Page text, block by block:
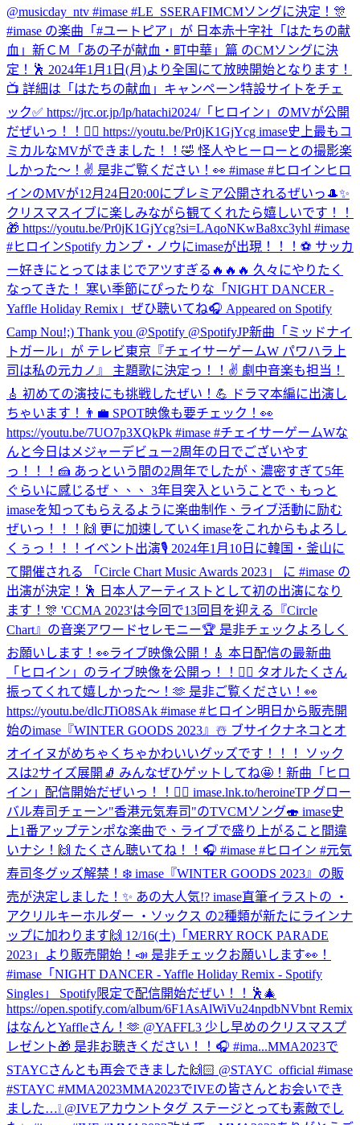
@musicday_ntv #imase #LE_SSERAFIMCMソングに決定！🎊
#imase の楽曲「#ユートピア」が 日本赤十字社「はたちの献
血」新ＣＭ「あの子が献血・町中華」篇 のCMソングに決
定！🕺 2024年1月1日(月)より全国にて放映開始となります！
📺 詳細は「はたちの献血」キャンペーン特設サイトをチェ
ック✅ https://jrc.or.jp/lp/hatachi2024/「ヒロイン」のMVが公開
だぜいっ！！🦸‍♀️ https://youtu.be/Pr0jK1GjYcg imase史上最もコ
ミカルなMVができました！！🤣 怪人やヒーローとの撮影楽
しかった〜！✌️ 是非ご覧ください！👀 #imase #ヒロイン ヒロ
インのMVが12月24日20:00にプレミア公開されるぜいっ🎩✨
クリスマスイブに楽しみながら観てくれたら嬉しいです！！
🎁 https://youtu.be/Pr0jK1GjYcg?si=LAqoNKwBa8xc3yhl #imase
#ヒロインSpotify カンプ・ノウにimaseが出現！！！⚽️ サッカ
ー好きにとってはまじでアツすぎる🔥🔥🔥 久々にやりたく
なってきた！ 寒い季節にぴったりな「NIGHT DANCER -
Yaffle Holiday Remix」ぜひ聴いてね🎧 Appeared on Spotify
Camp Nou!;) Thank you @Spotify @SpotifyJP新曲「ミッドナイ
トガール」が テレビ東京『チェイサーゲームW パワハラ上
司は私の元カノ』 主題歌に決定っ！！✌️ 劇中音楽も担当！
🎸 初めての演技にも挑戦したぜい！💪 ドラマ本編に出演し
ちゃいます！👨‍💼 SPOT映像も要チェック！👀
https://youtu.be/7UO7p3XQkPk #imase #チェイサーゲームWな
んと今日はメジャーデビュー2周年の日でございやす
っ！！！🍰 あっという間の2周年でしたが、濃密すぎて5年
ぐらいに感じるぜ、、、 3年目突入ということで、もっと
imaseを知ってもらえるように楽曲制作、ライブ活動に励む
ぜいっ！！！🙌 更に加速していくimaseをこれからもよろし
くぅっ！！！ イベント出演🎙 2024年1月10日に韓国・釜山に
て開催される 「Circle Chart Music Awards 2023」 に #imase の
出演が決定！🕺 日本人アーティストとして初の出演になり
ます！🎊 'CCMA 2023'は今回で13回目を迎える『Circle
Chart』の音楽アワードセレモニー🏆 是非チェックよろしく
お願いします！👀ライブ映像公開！🎸 本日配信の最新曲
「ヒロイン」のライブ映像を公開っ！！🦸‍♀️ タオルたくさん
振ってくれて嬉しかった〜！🫶 是非ご覧ください！👀
https://youtu.be/dlcJTiO8SAk #imase #ヒロイン明日から販売開
始のimase『WINTER GOODS 2023』☃️ ブサイクナネコとオ
オイイヌがめちゃくちゃかわいいグッズです！！！ ソック
スは2サイズ展開🧦 みんなぜひゲットしてね🤩！ 新曲「ヒロ
イン」配信開始だぜいっ！！🦸‍♀️ imase.lnk.to/heroineTP グロー
バル寿司チェーン"香港元気寿司"のTVCMソング🍣 imase史
上1番アップテンポな楽曲で、ライブで盛り上がること間違
いナシ！🙌 たくさん聴いてね！！🎧 #imase #ヒロイン #元気
寿司 冬グッズ解禁！❄️ imase『WINTER GOODS 2023』の販
売が決定しました！✨ あの大人気!? imase直筆イラストの ・
アクリルキーホルダー ・ソックス の2種類が新たにラインナ
ップに加わります🙌 12/16(土)「MERRY ROCK PARADE
2023」より販売開始！📣 是非チェックお願いします👀！
#imase 「NIGHT DANCER - Yaffle Holiday Remix - Spotify
Singles」 Spotify限定で配信開始だぜい！！🕺🎄
https://open.spotify.com/album/6F1AsAlWiVu24npdbNVbnt Remix
はなんとYaffleさん！🫶 @YAFFL3 少し早めのクリスマスプ
レゼント🎁 是非お聴きください！！🎧 #ima...MMA2023で
STAYCさんとも再会できました🙌🏻 @STAYC_official #imase
#STAYC #MMA2023MMA2023でIVEの皆さんとお会いでき
ました…❕ @IVEアカウントタグ ステージとっても素敵でし